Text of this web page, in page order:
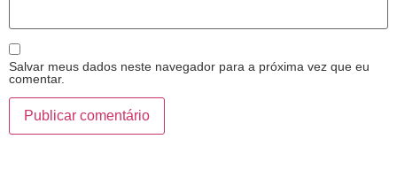
Salvar meus dados neste navegador para a próxima vez que eu
comentar.